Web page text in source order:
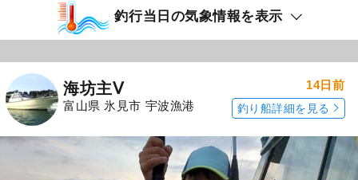
釣行当日の気象情報を表示
海坊主Ⅴ
富山県 氷見市 宇波漁港
14日前
釣り船詳細を見る